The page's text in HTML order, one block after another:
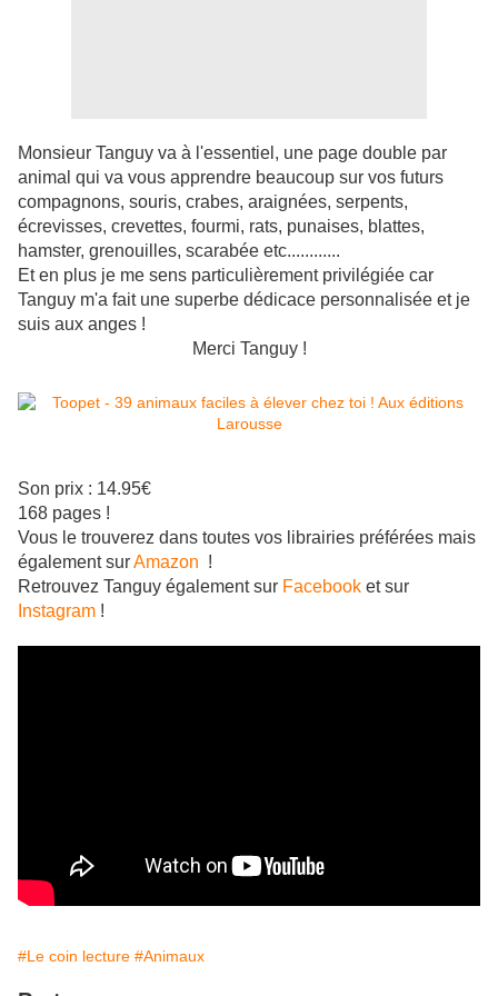
Monsieur Tanguy va à l'essentiel, une page double par
animal qui va vous apprendre beaucoup sur vos futurs
compagnons, souris, crabes, araignées, serpents,
écrevisses, crevettes, fourmi, rats, punaises, blattes,
hamster, grenouilles, scarabée etc............
Et en plus je me sens particulièrement privilégiée car
Tanguy m'a fait une superbe dédicace personnalisée et je
suis aux anges !
Merci Tanguy !
Son prix : 14.95€
168 pages !
Vous le trouverez dans toutes vos librairies préférées mais
également surAmazon !
Retrouvez Tanguy également sur Facebook et sur
Instagram !
#Le coin lecture #Animaux